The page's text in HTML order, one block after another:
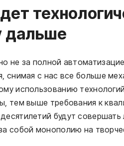
дальше
не за полной
снимая с нас все больше
использованию
тем выше требования к
будут
собой монополию на